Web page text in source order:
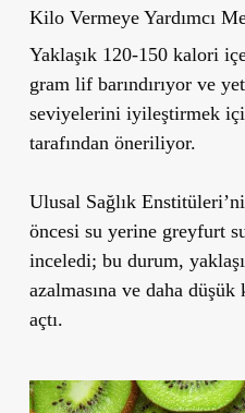
Kilo Vermeye Yardımcı
Yaklaşık 120-150 kalori
gram lif barındırıyor ve
seviyelerini iyileştirmek
tarafından öneriliyor.
Ulusal Sağlık
öncesi su yerine greyfurt
inceledi; bu durum,
azalmasına ve daha
açtı.